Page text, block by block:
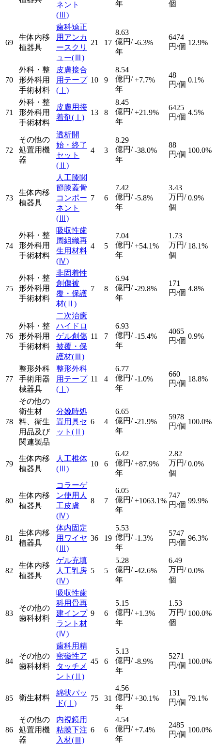
ネント
(Ⅲ)
年 個
69
生体内移
植器具
歯科矯正
用アンカ
ースクリ
ュー(Ⅲ)
21 17
8.63
億円/
年
-6.3%
6474
円/個 12.9%
70
外科・整
形外科用
手術材料
皮膚接合
用テープ
(Ⅰ)
10 9
8.54
億円/
年
+7.7%
48
円/個
0.1%
71
外科・整
形外科用
手術材料
皮膚用接
着剤(Ⅰ)
13 8
8.45
億円/
年
+21.9%
6425
円/個
4.5%
72
その他の
処置用機
器
透析開
始・終了
セット
(Ⅱ)
4 3
8.29
億円/
年
-38.0%
88
円/個 100.0%
73
生体内移
植器具
人工膝関
節膝蓋骨
コンポー
ネント
(Ⅲ)
7 6
7.42
億円/
年
-5.8%
3.43
万円/
個
0.9%
74
外科・整
形外科用
手術材料
吸収性歯
周組織再
生用材料
(Ⅳ)
4 5
7.04
億円/
年
+54.1%
1.73
万円/
個
18.1%
75
外科・整
形外科用
手術材料
非固着性
創傷被
覆・保護
材(Ⅱ)
7 8
6.94
億円/
年
-29.8%
171
円/個 4.8%
76
外科・整
形外科用
手術材料
二次治癒
ハイドロ
ゲル創傷
被覆・保
護材(Ⅲ)
11 7
6.93
億円/
年
-15.4%
4065
円/個
0.9%
77
整形外科
手術用器
械器具
整形外科
用テープ
(Ⅰ)
11 4
6.77
億円/
年
-1.0%
660
円/個
18.8%
78
その他の
衛生材
料、衛生
用品及び
関連製品
分娩時処
置用具セ
ット (Ⅱ)
6 4
6.65
億円/
年
-21.9%
5978
円/個
100.0%
79
生体内移
植器具
人工椎体
(Ⅲ)
10 6
6.42
億円/
年
+87.9%
2.82
万円/
個
0.0%
80
生体内移
植器具
コラーゲ
ン使用人
工皮膚
(Ⅳ)
8 7
6.05
億円/
年
+1063.1%
747
円/個 99.9%
81
生体内移
植器具
体内固定
用ワイヤ
(Ⅲ)
36 19
5.53
億円/
年
-1.3%
5747
円/個
96.3%
82
生体内移
植器具
ゲル充填
人工乳房
(Ⅳ)
5 5
5.28
億円/
年
-42.6%
6.49
万円/
個
0.0%
83
その他の
歯科材料
吸収性歯
科用骨再
建インプ
ラント材
(Ⅳ)
9 6
5.15
億円/
年
+1.3%
1.53
万円/
個
100.0%
84
その他の
歯科材料
歯科用精
密磁性ア
タッチメ
ント (Ⅱ)
45 6
5.13
億円/
年
-8.9%
5271
円/個 100.0%
85 衛生材料
綿状パッ
ド(Ⅰ)
75 31
4.56
億円/
年
+30.1%
131
円/個 79.1%
86
その他の
処置用機
器
内視鏡用
粘膜下注
入材(Ⅲ)
6 6
4.54
億円/
年
+7.4%
2485
円/個
100.0%